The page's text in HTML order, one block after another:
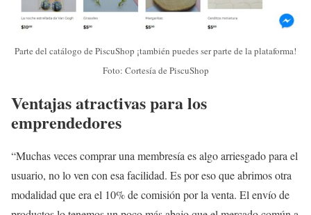
Parte del catálogo de PiscuShop ¡también puedes ser parte de la plataforma!
Foto: Cortesía de PiscuShop
Ventajas atractivas para los
emprendedores
“Muchas veces comprar una membresía es algo arriesgado para el
usuario, no lo ven con esa facilidad. Es por eso que abrimos otra
modalidad que era el 10% de comisión por la venta. El envío de